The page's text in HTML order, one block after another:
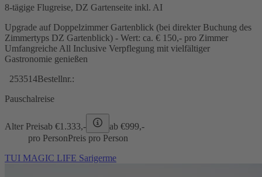
8-tägige Flugreise, DZ Gartenseite inkl. AI
Upgrade auf Doppelzimmer Gartenblick (bei direkter Buchung des
Zimmertyps DZ Gartenblick) - Wert: ca. € 150,- pro Zimmer
Umfangreiche All Inclusive Verpflegung mit vielfältiger
Gastronomie genießen
253514Bestellnr.:
Pauschalreise
Alter Preisab €1.333,- ab €999,-
pro PersonPreis pro Person
TUI MAGIC LIFE Sarigerme